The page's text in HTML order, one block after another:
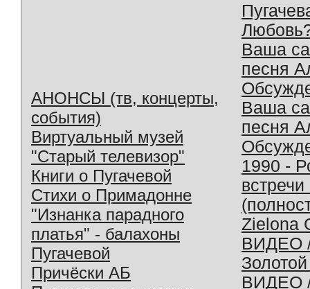
АНОНСЫ (тв, концерты,
события)
Виртуальный музей
"Старый телевизор"
Книги о Пугачевой
Стихи о Примадонне
"Изнанка парадного
платья" - балахоны
Пугачевой
Причёски АБ
Ваша
песня
Ваша
песня
1990 -
Zielona
ВИДЕО
ВИДЕО